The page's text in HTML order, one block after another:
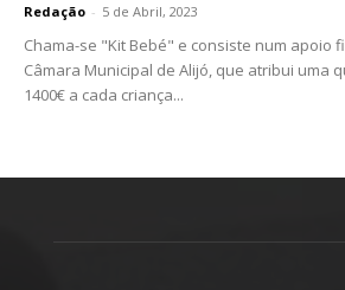
Redação - 5 de Abril, 2023
Chama-se "Kit Bebé" e consiste num apoio
Câmara Municipal de Alijó, que atribui uma
1400€ a cada criança...